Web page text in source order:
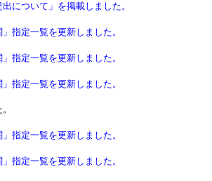
について」を掲載しました。
指定一覧を更新しました。
指定一覧を更新しました。
指定一覧を更新しました。
指定一覧を更新しました。
指定一覧を更新しました。